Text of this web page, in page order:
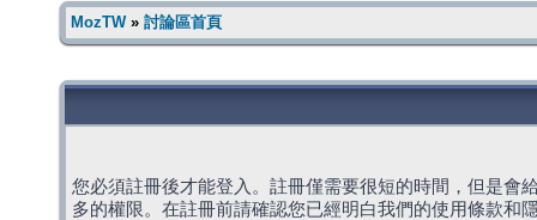
MozTW» 討論區首頁
您必須註冊後才能登入。註冊僅需要很短的時間，但是會
多的權限。在註冊前請確認您已經明白我們的使用條款和